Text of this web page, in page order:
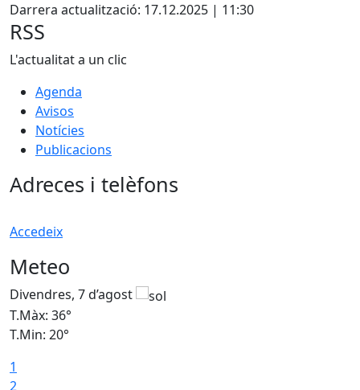
Darrera actualització: 17.12.2025 | 11:30
RSS
L'actualitat a un clic
Agenda
Avisos
Notícies
Publicacions
Adreces i telèfons
Accedeix
Meteo
Divendres, 7 d’agost
T.Màx: 36°
T.Min: 20°
1
2